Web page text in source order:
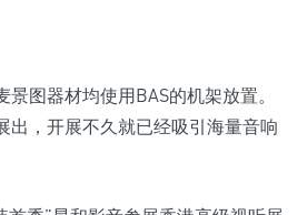
图器材均使用BAS的机架放置。
出，开展不久就已经吸引海量音响